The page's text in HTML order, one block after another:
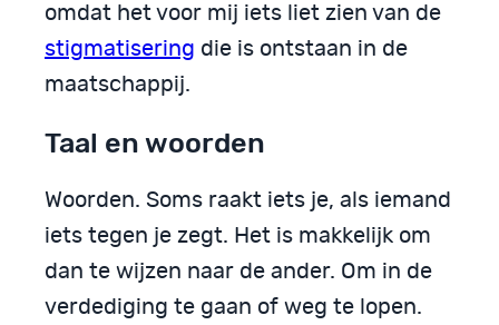
omdat het voor mij iets liet zien van de
stigmatisering die is ontstaan in de
maatschappij.
Taal en woorden
Woorden. Soms raakt iets je, als iemand
iets tegen je zegt. Het is makkelijk om
dan te wijzen naar de ander. Om in de
verdediging te gaan of weg te lopen.